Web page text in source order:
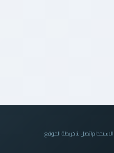
اتصل بناخريطة الموقع